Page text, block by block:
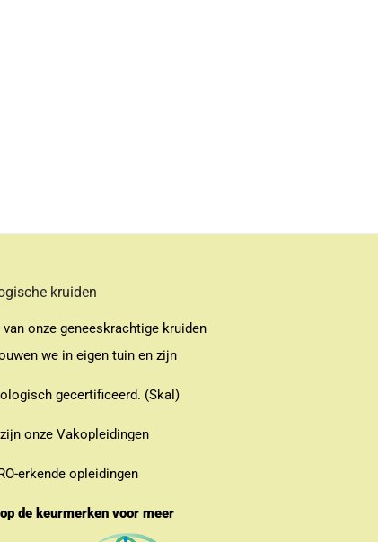
kruiden
van onze geneeskrachtige kruiden
we in eigen tuin en zijn
gecertificeerd. (Skal)
onze Vakopleidingen
erkende opleidingen
de keurmerken voor meer